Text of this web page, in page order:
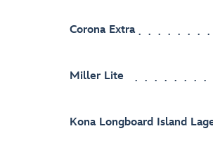
Corona Extra
Miller Lite
Kona Longboard Island